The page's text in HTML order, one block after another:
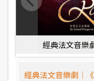
經典法文音樂
經典法文音樂劇｜